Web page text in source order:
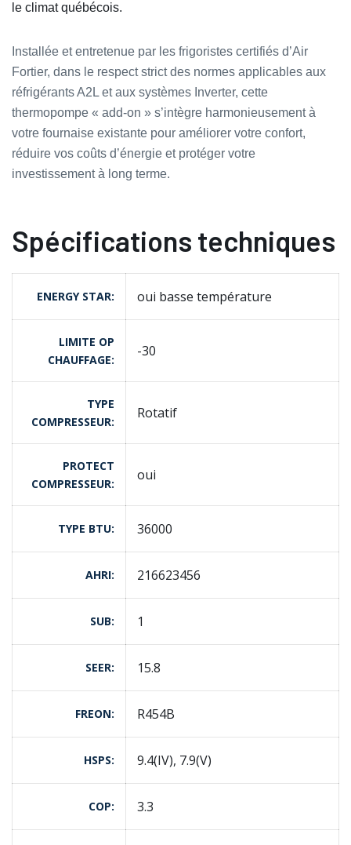
le climat québécois.
Installée et entretenue par les frigoristes certifiés d’Air
Fortier, dans le respect strict des normes applicables aux
réfrigérants A2L et aux systèmes Inverter, cette
thermopompe « add-on » s’intègre harmonieusement à
votre fournaise existante pour améliorer votre confort,
réduire vos coûts d’énergie et protéger votre
investissement à long terme.
Spécifications techniques
ENERGY STAR oui basse température
LIMITE OP
CHAUFFAGE
-30
TYPE
COMPRESSEUR
Rotatif
PROTECT
COMPRESSEUR
oui
TYPE BTU 36000
AHRI 216623456
SUB 1
SEER 15.8
FREON R454B
HSPS 9.4(IV), 7.9(V)
COP 3.3